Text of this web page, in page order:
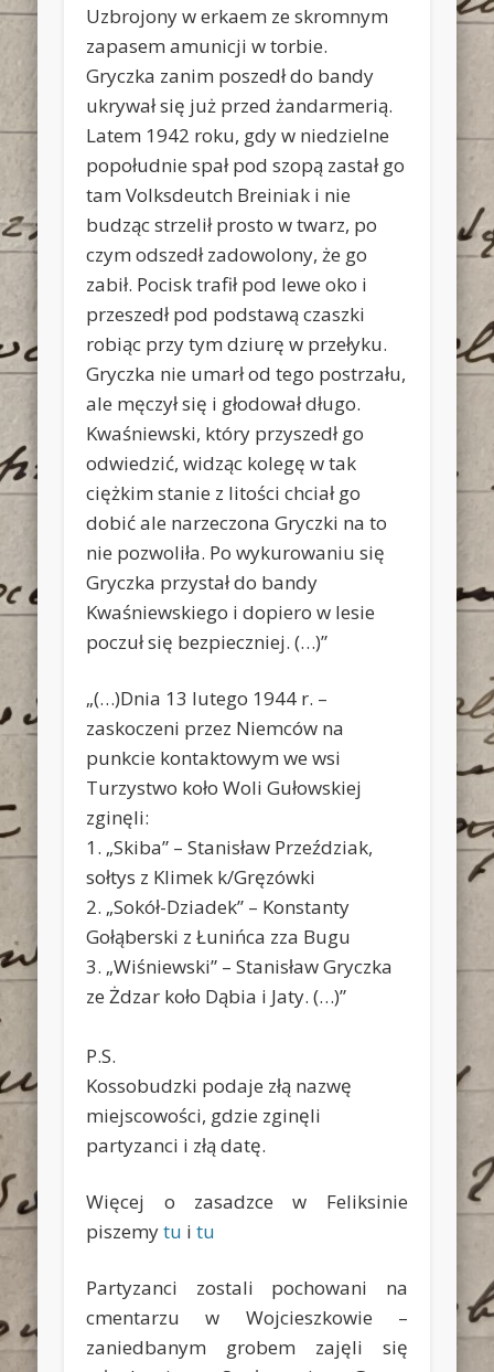
Uzbrojony w erkaem ze skromnym
zapasem amunicji w torbie.
Gryczka zanim poszedł do bandy
ukrywał się już przed żandarmerią.
Latem 1942 roku, gdy w niedzielne
popołudnie spał pod szopą zastał go
tam Volksdeutch Breiniak i nie
budząc strzelił prosto w twarz, po
czym odszedł zadowolony, że go
zabił. Pocisk trafił pod lewe oko i
przeszedł pod podstawą czaszki
robiąc przy tym dziurę w przełyku.
Gryczka nie umarł od tego postrzału,
ale męczył się i głodował długo.
Kwaśniewski, który przyszedł go
odwiedzić, widząc kolegę w tak
ciężkim stanie z litości chciał go
dobić ale narzeczona Gryczki na to
nie pozwoliła. Po wykurowaniu się
Gryczka przystał do bandy
Kwaśniewskiego i dopiero w lesie
poczuł się bezpieczniej. (…)”
„(…)Dnia 13 lutego 1944 r. –
zaskoczeni przez Niemców na
punkcie kontaktowym we wsi
Turzystwo koło Woli Gułowskiej
zginęli:
1. „Skiba” – Stanisław Przeździak,
sołtys z Klimek k/Gręzówki
2. „Sokół-Dziadek” – Konstanty
Gołąberski z Łunińca zza Bugu
3. „Wiśniewski” – Stanisław Gryczka
ze Żdzar koło Dąbia i Jaty. (…)”
P.S.
Kossobudzki podaje złą nazwę
miejscowości, gdzie zginęli
partyzanci i złą datę.
Więcej o zasadzce w Feliksinie
piszemytu itu
Partyzanci zostali pochowani na
cmentarzu w Wojcieszkowie –
zaniedbanym grobem zajęli się